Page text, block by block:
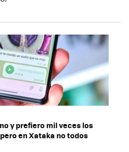
y prefiero mil veces los
en Xataka no todos